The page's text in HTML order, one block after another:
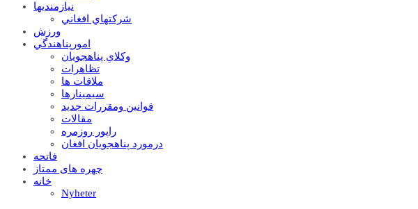
نيازمنديها
شرکتهاي افغاني
ورزش
امورپناهندگي
وکلاي پناهجويان
تظاهرات
ملاقات ها
سيمينارها
قوانين ومقررات جديد
مقالات
راپور روزمره
درمورد پناهجويان افغان
فاتحه
چهره های ممتاز
خانه
Nyheter